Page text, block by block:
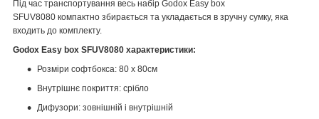
Під час транспортування весь набір Godox Easy box
SFUV8080 компактно збирається та укладається в зручну сумку, яка
входить до комплекту.
Godox Easy box SFUV8080 характеристики:
Розміри софтбокса: 80 х 80см
Внутрішнє покриття: срібло
Дифузори: зовнішній і внутрішній